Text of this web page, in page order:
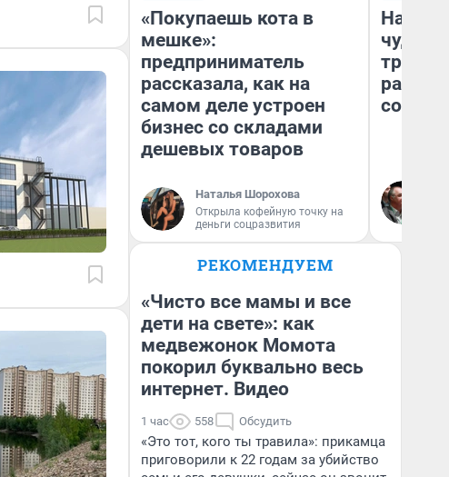
«Покупаешь кота в
мешке»:
предприниматель
рассказала, как на
самом деле устроен
бизнес со складами
дешевых товаров
Наталья Шорохова
Открыла кофейную точку на
деньги соцразвития
чудом
РЕКОМЕНДУЕМ
«Чисто все мамы и все
дети на свете»: как
медвежонок Момота
покорил буквально весь
интернет. Видео
1 час 558 Обсудить
«Это тот, кого ты травила»: прикамца
приговорили к 22 годам за убийство